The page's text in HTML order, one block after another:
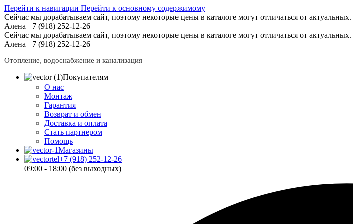
Перейти к навигации Перейти к основному содержимому
Сейчас мы дорабатываем сайт, поэтому некоторые цены в каталоге могут отличаться от актуальных.
Алена +7 (918) 252-12-26
Сейчас мы дорабатываем сайт, поэтому некоторые цены в каталоге могут отличаться от актуальных.
Алена +7 (918) 252-12-26
Отопление, водоснабжение и канализация
Покупателям
О нас
Монтаж
Гарантия
Возврат и обмен
Доставка и оплата
Стать партнером
Помощь
Магазины
+7 (918) 252-12-26
09:00 - 18:00 (без выходных)